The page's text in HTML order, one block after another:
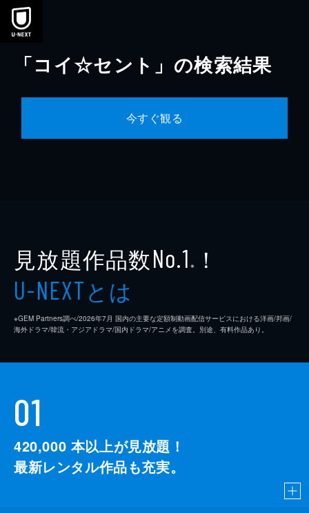
本文へスキップ
「コイ☆セント」の検索結果
今すぐ観る
見放題作品数No.1 ※ ！
U-NEXTとは
※GEM Partners調べ/2026年7⽉ 国内の主要な定額制動画配信サービスにおける洋画/邦画/
海外ドラマ/韓流・アジアドラマ/国内ドラマ/アニメを調査。別途、有料作品あり。
01
420,000 本以上が見放題！
最新レンタル作品も充実。